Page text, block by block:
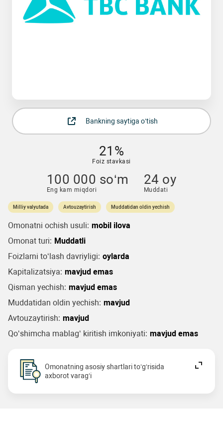
Bankning saytiga o‘tish
21%
Foiz stavkasi
100 000 so‘m
Eng kam miqdori
24 oy
Muddati
Milliy valyutada Avtouzaytirish Muddatidan oldin yechish
Omonatni ochish usuli: mobil ilova
Omonat turi: Muddatli
Foizlarni to‘lash davriyligi: oylarda
Kapitalizatsiya: mavjud emas
Qisman yechish: mavjud emas
Muddatidan oldin yechish: mavjud
Avtouzaytirish: mavjud
Qo‘shimcha mablag‘ kiritish imkoniyati: mavjud emas
Omonatning asosiy shartlari to‘g‘risida
axborot varag‘i